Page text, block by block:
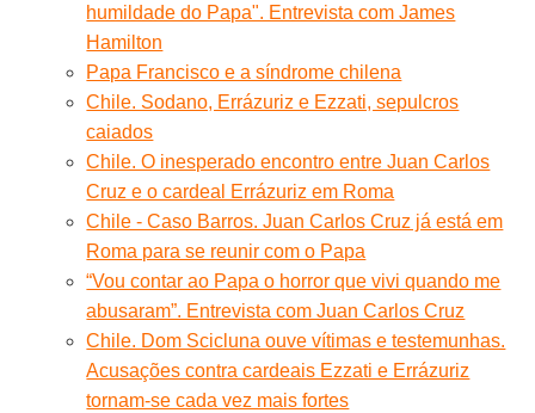
humildade do Papa". Entrevista com James
Hamilton
Papa Francisco e a síndrome chilena
Chile. Sodano, Errázuriz e Ezzati, sepulcros
caiados
Chile. O inesperado encontro entre Juan Carlos
Cruz e o cardeal Errázuriz em Roma
Chile - Caso Barros. Juan Carlos Cruz já está em
Roma para se reunir com o Papa
“Vou contar ao Papa o horror que vivi quando me
abusaram”. Entrevista com Juan Carlos Cruz
Chile. Dom Scicluna ouve vítimas e testemunhas.
Acusações contra cardeais Ezzati e Errázuriz
tornam-se cada vez mais fortes